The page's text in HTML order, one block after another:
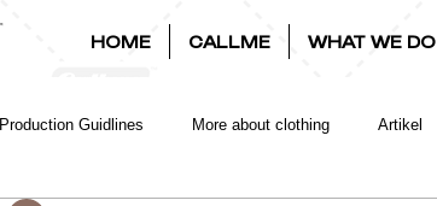
HOME CALLME WHAT WE DO
Production Guidlines More about clothing Artikel